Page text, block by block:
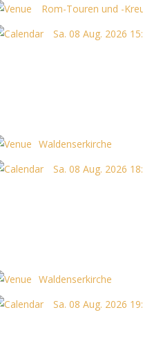
Rom-Touren und -
Sa. 08 Aug. 2026
Waldenserkirche
Sa. 08 Aug. 2026
Waldenserkirche
Sa. 08 Aug. 2026